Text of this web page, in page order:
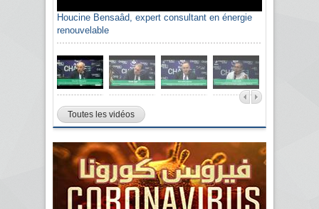
Houcine Bensaâd, expert consultant en énergie
renouvelable
Toutes les vidéos